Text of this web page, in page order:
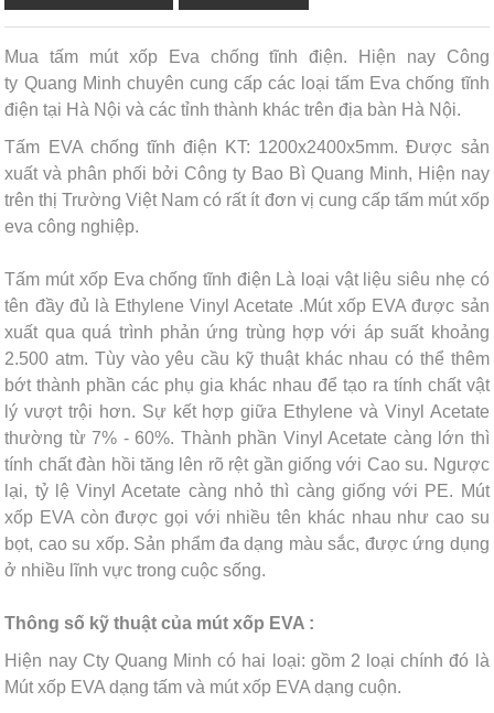
Mua tấm mút xốp Eva chống tĩnh điện. Hiện nay Công
ty Quang Minh chuyên cung cấp các loại tấm Eva chống tĩnh
điện tại Hà Nội và các tỉnh thành khác trên địa bàn Hà Nội.
Tấm EVA chống tĩnh điện KT: 1200x2400x5mm. Được sản
xuất và phân phối bởi Công ty Bao Bì Quang Minh, Hiện nay
trên thị Trường Việt Nam có rất ít đơn vị cung cấp tấm mút xốp
eva công nghiệp.
Tấm mút xốp Eva chống tĩnh điện Là loại vật liệu siêu nhẹ có
tên đầy đủ là Ethylene Vinyl Acetate .Mút xốp EVA được sản
xuất qua quá trình phản ứng trùng hợp với áp suất khoảng
2.500 atm. Tùy vào yêu cầu kỹ thuật khác nhau có thể thêm
bớt thành phần các phụ gia khác nhau để tạo ra tính chất vật
lý vượt trội hơn. Sự kết hợp giữa Ethylene và Vinyl Acetate
thường từ 7% - 60%. Thành phần Vinyl Acetate càng lớn thì
tính chất đàn hồi tăng lên rõ rệt gần giống với Cao su. Ngược
lại, tỷ lệ Vinyl Acetate càng nhỏ thì càng giống với PE. Mút
xốp EVA còn được gọi với nhiều tên khác nhau như cao su
bọt, cao su xốp. Sản phẩm đa dạng màu sắc, được ứng dụng
ở nhiều lĩnh vực trong cuộc sống.
Thông số kỹ thuật của mút xốp EVA :
Hiện nay Cty Quang Minh có hai loại: gồm 2 loại chính đó là
Mút xốp EVA dạng tấm và mút xốp EVA dạng cuộn.